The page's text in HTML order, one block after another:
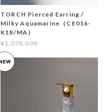
TORCH Pierced Earring /
Milky Aquamarine（CE016-
K18/MA）
¥1,078,000